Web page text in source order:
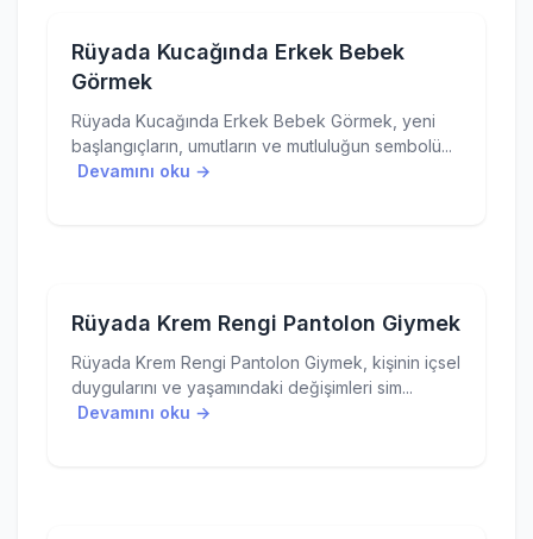
Rüyada Kucağında Erkek Bebek
Görmek
Rüyada Kucağında Erkek Bebek Görmek, yeni
başlangıçların, umutların ve mutluluğun sembolü...
Devamını oku →
Rüyada Krem Rengi Pantolon Giymek
Rüyada Krem Rengi Pantolon Giymek, kişinin içsel
duygularını ve yaşamındaki değişimleri sim...
Devamını oku →